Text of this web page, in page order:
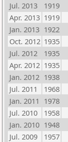
Jul. 2013
1919
Apr. 2013 1919
Jan. 2013 1922
Oct. 2012 1935
Jul. 2012
1935
Apr. 2012 1935
Jan. 2012 1938
Jul. 2011
1968
Jan. 2011 1978
Jul. 2010
1958
Jan. 2010 1948
Jul. 2009
1957